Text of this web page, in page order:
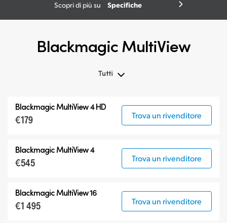
Scopri di più su Specifiche
Blackmagic MultiView
Tutti
Blackmagic MultiView
Blackmagic MultiView 4 HD
€179 Trova un rivenditore
Blackmagic MultiView 4
€545 Trova un rivenditore
Blackmagic MultiView 16
€1 495 Trova un rivenditore